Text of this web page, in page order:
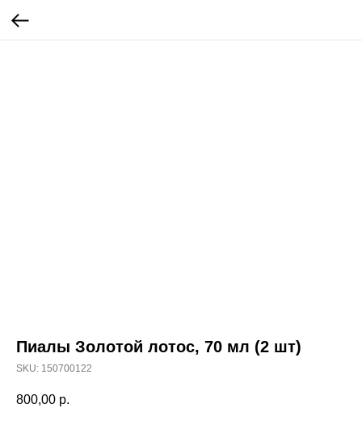
Пиалы Золотой лотос, 70 мл (2 шт)
SKU: 150700122
800,00 р.